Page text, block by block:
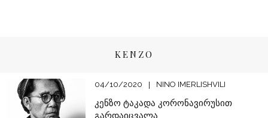
KENZO
04/10/2020 NINO IMERLISHVILI
კენზო ტაკადა კორონავირუსით
გარდაიცვალა